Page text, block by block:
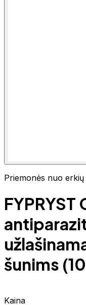
Priemonės nuo erkių
FYPRYST
šunims
Kaina